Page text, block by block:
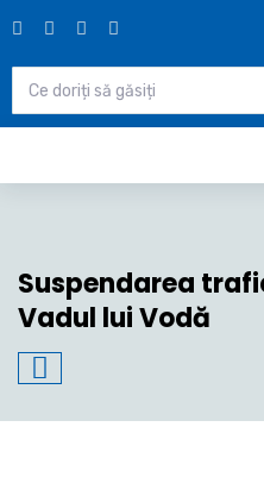
Suspendarea
Vadul lui Vodă